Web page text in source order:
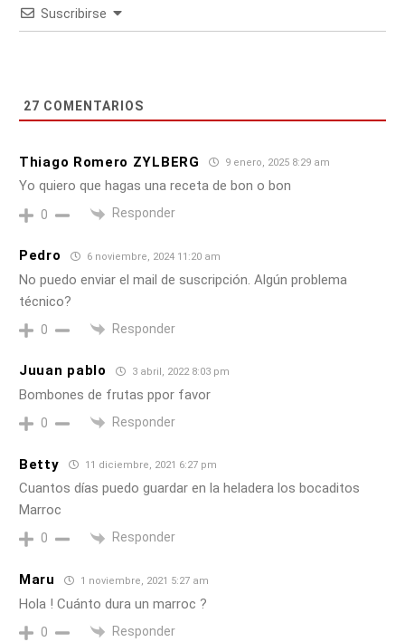
Suscribirse
27 COMENTARIOS
Thiago Romero ZYLBERG 9 enero, 2025 8:29 am
Yo quiero que hagas una receta de bon o bon
0 Responder
Pedro 6 noviembre, 2024 11:20 am
No puedo enviar el mail de suscripción. Algún problema
técnico?
0 Responder
Juuan pablo 3 abril, 2022 8:03 pm
Bombones de frutas ppor favor
0 Responder
Betty 11 diciembre, 2021 6:27 pm
Cuantos días puedo guardar en la heladera los bocaditos
Marroc
0 Responder
Maru 1 noviembre, 2021 5:27 am
Hola ! Cuánto dura un marroc ?
0 Responder